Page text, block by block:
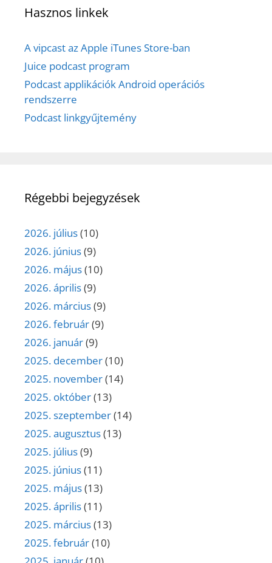
Hasznos linkek
A vipcast az Apple iTunes Store-ban
Juice podcast program
Podcast applikációk Android operációs
rendszerre
Podcast linkgyűjtemény
Régebbi bejegyzések
2026. július(10)
2026. június(9)
2026. május(10)
2026. április(9)
2026. március(9)
2026. február(9)
2026. január(9)
2025. december(10)
2025. november(14)
2025. október(13)
2025. szeptember(14)
2025. augusztus(13)
2025. július(9)
2025. június(11)
2025. május(13)
2025. április(11)
2025. március(13)
2025. február(10)